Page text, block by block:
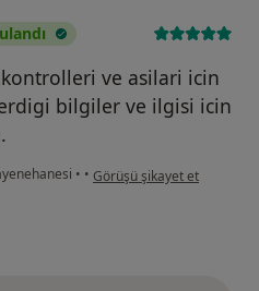
ve asilari icin
bilgiler ve ilgisi icin
• • kullanıcının görüşüne göre
Görüşü şikayet et